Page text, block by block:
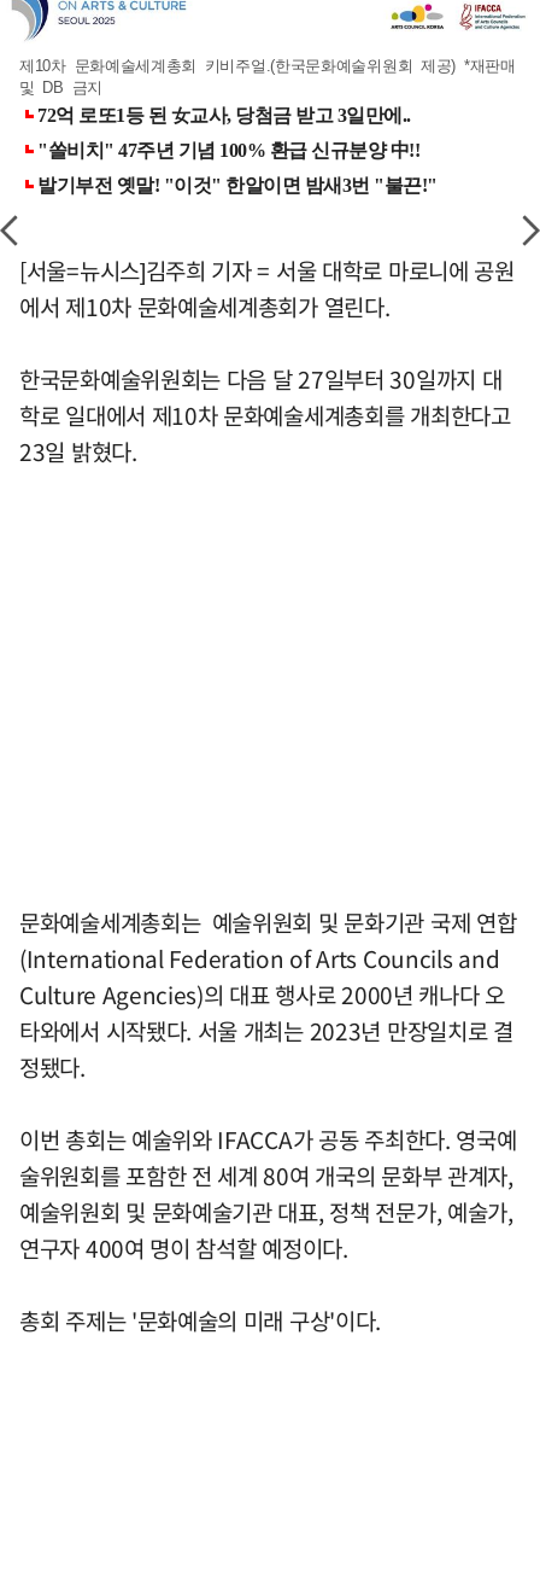
제10차 문화예술세계총회 키비주얼.(한국문화예술위원회 제공) *재판매
및 DB 금지
[서울=뉴시스]김주희 기자 = 서울 대학로 마로니에 공원
에서 제10차 문화예술세계총회가 열린다.
한국문화예술위원회는 다음 달 27일부터 30일까지 대
학로 일대에서 제10차 문화예술세계총회를 개최한다고
23일 밝혔다.
문화예술세계총회는 예술위원회 및 문화기관 국제 연합
(International Federation of Arts Councils and
Culture Agencies)의 대표 행사로 2000년 캐나다 오
타와에서 시작됐다. 서울 개최는 2023년 만장일치로 결
정됐다.
이번 총회는 예술위와 IFACCA가 공동 주최한다. 영국예
술위원회를 포함한 전 세계 80여 개국의 문화부 관계자,
예술위원회 및 문화예술기관 대표, 정책 전문가, 예술가,
연구자 400여 명이 참석할 예정이다.
총회 주제는 '문화예술의 미래 구상'이다.